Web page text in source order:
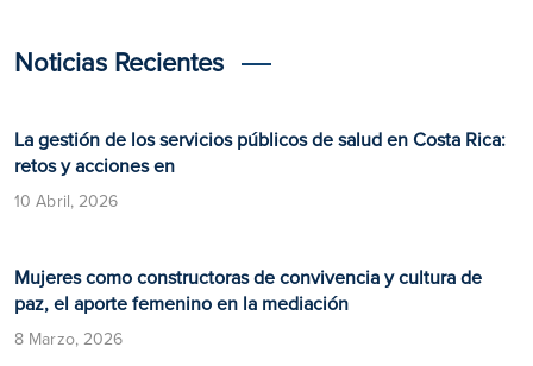
Noticias Recientes
La gestión de los servicios públicos de salud en Costa Rica:
retos y acciones en
10 Abril, 2026
Mujeres como constructoras de convivencia y cultura de
paz, el aporte femenino en la mediación
8 Marzo, 2026